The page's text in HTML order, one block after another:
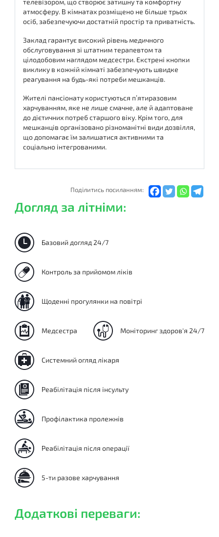
атмосферу. В кімнатах розміщено не більше трьох
осіб, забезпечуючи достатній простір та приватність.
Заклад гарантує високий рівень медичного
обслуговування зі штатним терапевтом та
цілодобовим наглядом медсестри. Екстрені кнопки
виклику в кожній кімнаті забезпечують швидке
реагування на будь-які потреби мешканців.
Жителі пансіонату користуються п’ятиразовим
харчуванням, яке не лише смачне, але й адаптоване
до дієтичних потреб старшого віку. Крім того, для
мешканців організовано різноманітні види дозвілля,
що допомагає їм залишатися активними та
соціально інтегрованими.
Подiлитись посиланням:
Догляд за літніми:
Базовий догляд 24/7
Контроль за прийомом ліків
Щоденні прогулянки на повітрі
Медсестра Моніторинг здоров'я 24/7
Системний огляд лікаря
Реабілітація після інсульту
Профілактика пролежнів
Реабілітація після операції
5-ти разове харчування
Додаткові переваги: